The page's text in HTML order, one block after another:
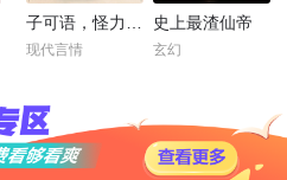
现代言情
史上最渣仙帝
玄幻